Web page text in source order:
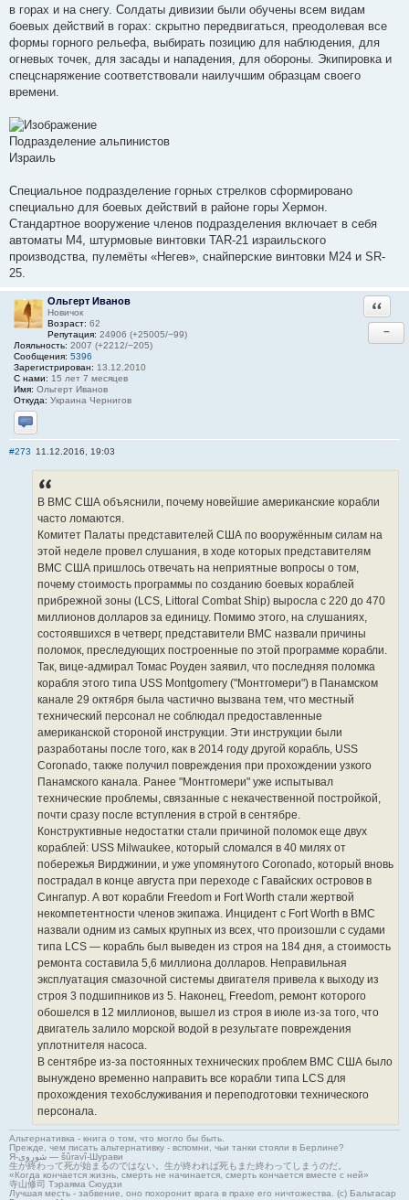
в горах и на снегу. Солдаты дивизии были обучены всем видам
боевых действий в горах: скрытно передвигаться, преодолевая все
формы горного рельефа, выбирать позицию для наблюдения, для
огневых точек, для засады и нападения, для обороны. Экипировка и
спецснаряжение соответствовали наилучшим образцам своего
времени.
Подразделение альпинистов
Израиль
Специальное подразделение горных стрелков сформировано
специально для боевых действий в районе горы Хермон.
Стандартное вооружение членов подразделения включает в себя
автоматы M4, штурмовые винтовки TAR-21 израильского
производства, пулемёты «Негев», снайперские винтовки М24 и SR-
25.
Ольгерт Иванов
Новичок
Возраст: 62
Репутация: 24906 (+25005/−99)
Лояльность: 2007 (+2212/−205)
Сообщения: 5396
Зарегистрирован: 13.12.2010
С нами: 15 лет 7 месяцев
Имя: Ольгерт Иванов
Откуда: Украина Чернигов
Отправить личное сообщение
−
#273 11.12.2016, 19:03
В ВМС США объяснили, почему новейшие американские корабли
часто ломаются.
Комитет Палаты представителей США по вооружённым силам на
этой неделе провел слушания, в ходе которых представителям
ВМС США пришлось отвечать на неприятные вопросы о том,
почему стоимость программы по созданию боевых кораблей
прибрежной зоны (LCS, Littoral Combat Ship) выросла с 220 до 470
миллионов долларов за единицу. Помимо этого, на слушаниях,
состоявшихся в четверг, представители ВМС назвали причины
поломок, преследующих построенные по этой программе корабли.
Так, вице-адмирал Томас Роуден заявил, что последняя поломка
корабля этого типа USS Montgomery ("Монтгомери") в Панамском
канале 29 октября была частично вызвана тем, что местный
технический персонал не соблюдал предоставленные
американской стороной инструкции. Эти инструкции были
разработаны после того, как в 2014 году другой корабль, USS
Coronado, также получил повреждения при прохождении узкого
Панамского канала. Ранее "Монтгомери" уже испытывал
технические проблемы, связанные с некачественной постройкой,
почти сразу после вступления в строй в сентябре.
Конструктивные недостатки стали причиной поломок еще двух
кораблей: USS Milwaukee, который сломался в 40 милях от
побережья Вирджинии, и уже упомянутого Coronado, который вновь
пострадал в конце августа при переходе с Гавайских островов в
Сингапур. А вот корабли Freedom и Fort Worth стали жертвой
некомпетентности членов экипажа. Инцидент с Fort Worth в ВМС
назвали одним из самых крупных из всех, что произошли с судами
типа LCS — корабль был выведен из строя на 184 дня, а стоимость
ремонта составила 5,6 миллиона долларов. Неправильная
эксплуатация смазочной системы двигателя привела к выходу из
строя 3 подшипников из 5. Наконец, Freedom, ремонт которого
обошелся в 12 миллионов, вышел из строя в июле из-за того, что
двигатель залило морской водой в результате повреждения
уплотнителя насоса.
В сентябре из-за постоянных технических проблем ВМС США было
вынуждено временно направить все корабли типа LCS для
прохождения техобслуживания и переподготовки технического
персонала.
Альтернативка - книга о том, что могло бы быть.
Прежде, чем писать альтернативку - вспомни, чьи танки стояли в Берлине?
Я-شوروی — šûravî-Шурави
生が終わって死が始まるのではない。生が終われば死もまた終わってしまうのだ。
«Когда кончается жизнь, смерть не начинается, смерть кончается вместе с ней»
寺山修司 Тэраяма Сюудзи
Лучшая месть - забвение, оно похоронит врага в прахе его ничтожества. (с) Бальтасар